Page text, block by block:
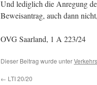
Und lediglich die Anregung
Beweisantrag, auch dann
OVG Saarland, 1 A 223/24
Dieser Beitrag wurde unter
← LTI 20/20